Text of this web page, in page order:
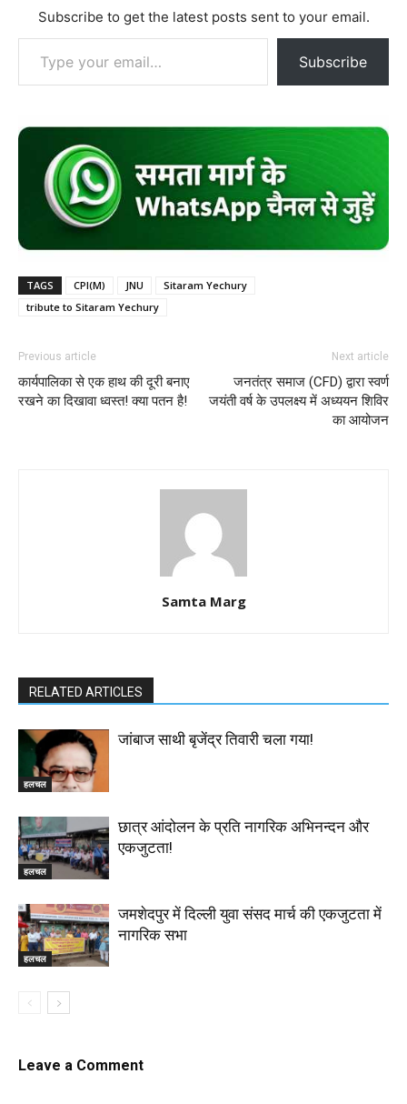
Subscribe to get the latest posts sent to your email.
Type your email…
Subscribe
TAGS CPI(M) JNU
Sitaram Yechury
tribute to Sitaram Yechury
Previous article
कार्यपालिका से एक हाथ की दूरी बनाए
रखने का दिखावा ध्वस्त! क्या पतन है!
Next article
जनतंत्र समाज (CFD) द्वारा स्वर्ण
जयंती वर्ष के उपलक्ष्य में अध्ययन शिविर
का आयोजन
Samta Marg
RELATED ARTICLES
हलचल
जांबाज साथी बृजेंद्र तिवारी चला गया!
हलचल
छात्र आंदोलन के प्रति नागरिक अभिनन्दन और
एकजुटता!
हलचल
जमशेदपुर में दिल्ली युवा संसद मार्च की एकजुटता में
नागरिक सभा
Leave a Comment